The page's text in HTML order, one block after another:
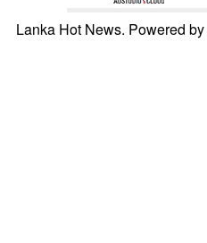
Lanka Hot News. Powered by